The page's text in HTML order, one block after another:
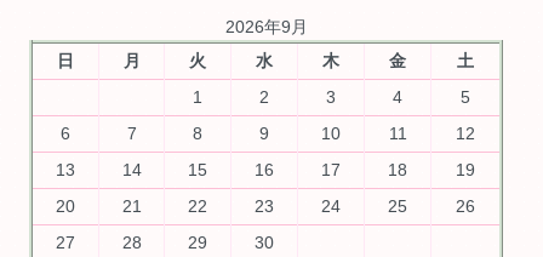
2026年9月
日
月 火 水 木 金
土
1
2 3 4
5
6
7 8 9 10 11
12
13
14 15 16 17 18
19
20
21 22 23 24 25
26
27
28 29 30